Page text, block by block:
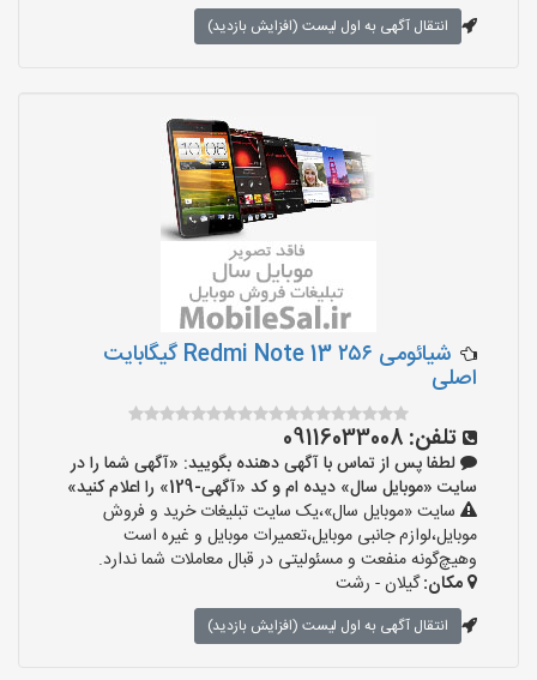
انتقال آگهی به اول لیست (افزایش بازدید)
شیائومی Redmi Note 13 ۲۵۶ گیگابایت
اصلی
تلفن: 09116033008
لطفا پس از تماس با آگهی دهنده بگویید: «آگهی شما را در
سایت «موبایل سال» دیده ام و کد «آگهی-129» را اعلام کنید»
سایت «موبایل سال»،یک سایت تبلیغات خرید و فروش
موبایل،لوازم جانبی موبایل،تعمیرات موبایل و غیره است
وهیچ‌گونه منفعت و مسئولیتی در قبال معاملات شما ندارد.
مکان:گیلان - رشت
انتقال آگهی به اول لیست (افزایش بازدید)